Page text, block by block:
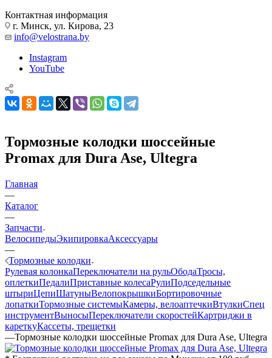
Контактная информация
г. Минск, ул. Кирова, 23
info@velostrana.by
Instagram
YouTube
Тормозные колодки шоссейные
Promax для Dura Ase, Ultegra
Главная
—
Каталог
—
Запчасти
ВелосипедыЭкипировкаАксессуары
—
Тормозные колодки
Рулевая колонкаПереключатели на рульОбодаТросы,
оплеткиПедалиПриставные колесаРулиПодседельные
штыриЦепиШатуныВелопокрышкиБортировочные
лопаткиТормозные системыКамеры, велоаптечкиВтулкиСпец
инструментВыносыПереключатели скоростейКартриджи в
кареткуКассеты, трещетки
—Тормозные колодки шоссейные Promax для Dura Ase, Ultegra